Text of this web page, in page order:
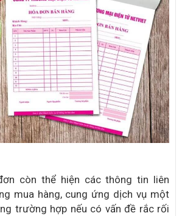
còn thể hiện các thông tin liên
mua hàng, cung ứng dịch vụ một
trường hợp nếu có vấn đề rắc rối